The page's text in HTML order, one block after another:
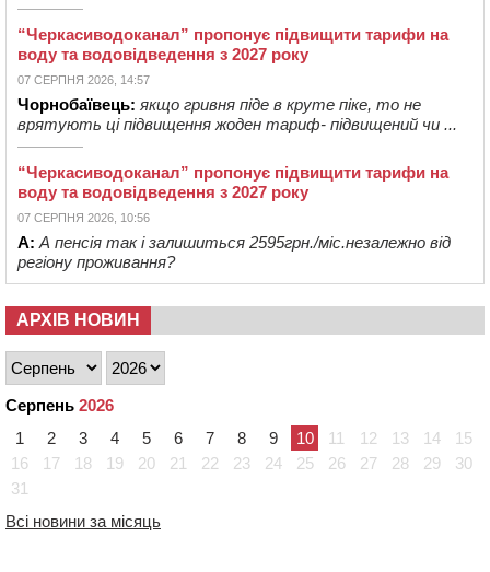
“Черкасиводоканал” пропонує підвищити тарифи на
воду та водовідведення з 2027 року
07 СЕРПНЯ 2026, 14:57
Чорнобаївець: якщо гривня піде в круте піке, то не
врятують ці підвищення жоден тариф- підвищений чи ...
“Черкасиводоканал” пропонує підвищити тарифи на
воду та водовідведення з 2027 року
07 СЕРПНЯ 2026, 10:56
А: А пенсія так і залишиться 2595грн./міс.незалежно від
регіону проживання?
АРХІВ НОВИН
Серпень 2026
1
2 3 4 5 6 7 8 9 10 11 12 13 14
15
16
17 18 19 20 21 22 23 24 25 26 27 28 29
30
31
Всі новини за місяць